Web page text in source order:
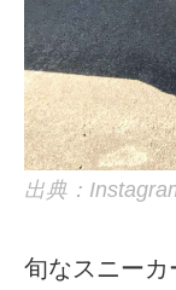
出典：
旬なスニーカ